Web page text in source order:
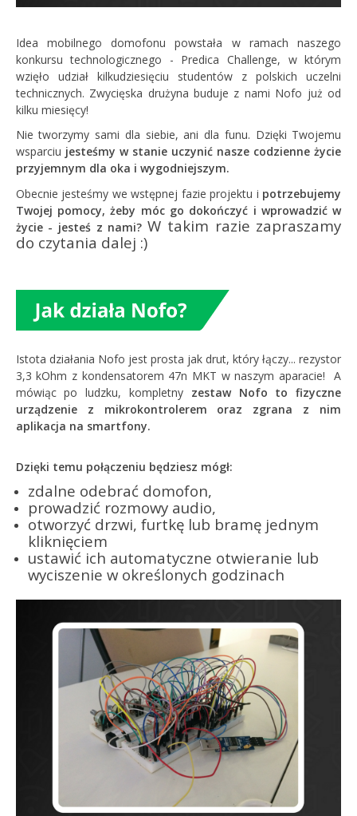
Idea mobilnego domofonu powstała w ramach naszego
konkursu technologicznego - Predica Challenge, w którym
wzięło udział kilkudziesięciu studentów z polskich uczelni
technicznych. Zwycięska drużyna buduje z nami Nofo już od
kilku miesięcy!
Nie tworzymy sami dla siebie, ani dla funu. Dzięki Twojemu
wsparciu jesteśmy w stanie uczynić nasze codzienne życie
przyjemnym dla oka i wygodniejszym.
Obecnie jesteśmy we wstępnej fazie projektu i potrzebujemy
Twojej pomocy, żeby móc go dokończyć i wprowadzić w
życie - jesteś z nami? W takim razie zapraszamy
do czytania dalej :)
Istota działania Nofo jest prosta jak drut, który łączy... rezystor
3,3 kOhm z kondensatorem 47n MKT w naszym aparacie!
A
mówiąc po ludzku, kompletny zestaw Nofo to fizyczne
urządzenie z mikrokontrolerem oraz zgrana z nim
aplikacja na smartfony.
Dzięki temu połączeniu będziesz mógł:
zdalne odebrać domofon,
prowadzić rozmowy audio,
otworzyć drzwi, furtkę lub bramę jednym
kliknięciem
ustawić ich automatyczne otwieranie lub
wyciszenie w określonych godzinach